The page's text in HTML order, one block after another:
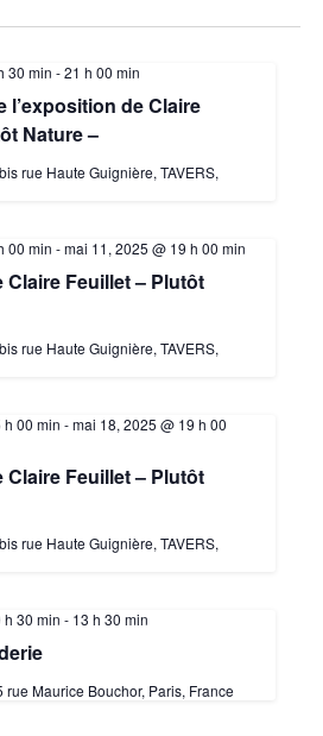
l’exposition de Claire
Nature –
30 min -21 h 00 min
rue Haute Guignière, TAVERS,
Feuillet – Plutôt
00 min -mai 11, 2025 @ 19 h 00 min
rue Haute Guignière, TAVERS,
Feuillet – Plutôt
h 00 min -mai 18, 2025 @ 19 h 00
rue Haute Guignière, TAVERS,
h 30 min - 13 h 30 min
rue Maurice Bouchor, Paris, France